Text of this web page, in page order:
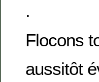
.
Flocons
aussitôt